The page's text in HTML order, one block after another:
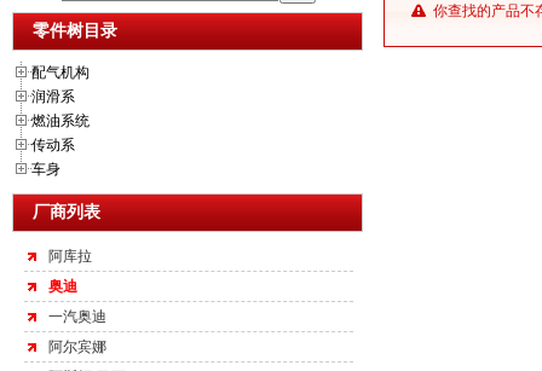
你查找的产品不
零件树目录
配气机构
润滑系
燃油系统
传动系
车身
厂商列表
阿库拉
奥迪
一汽奥迪
阿尔宾娜